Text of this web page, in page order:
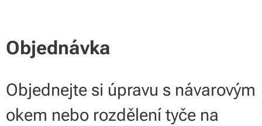
Objednávka
Objednejte si úpravu s návarovým
okem nebo rozdělení tyče na